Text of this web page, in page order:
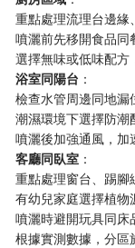
重點處理流理台邊緣
噴灑前先移開食品同
選擇無味或低味配方
​浴室同陽台​ ​：
檢查水管周邊同地
潮濕環境下選擇防
噴灑後加強通風，加
​客廳同臥室​ ​：
重點處理窗台、踢腳
有幼兒家庭選擇植物
噴灑時避開玩具同
根據實測數據，分區